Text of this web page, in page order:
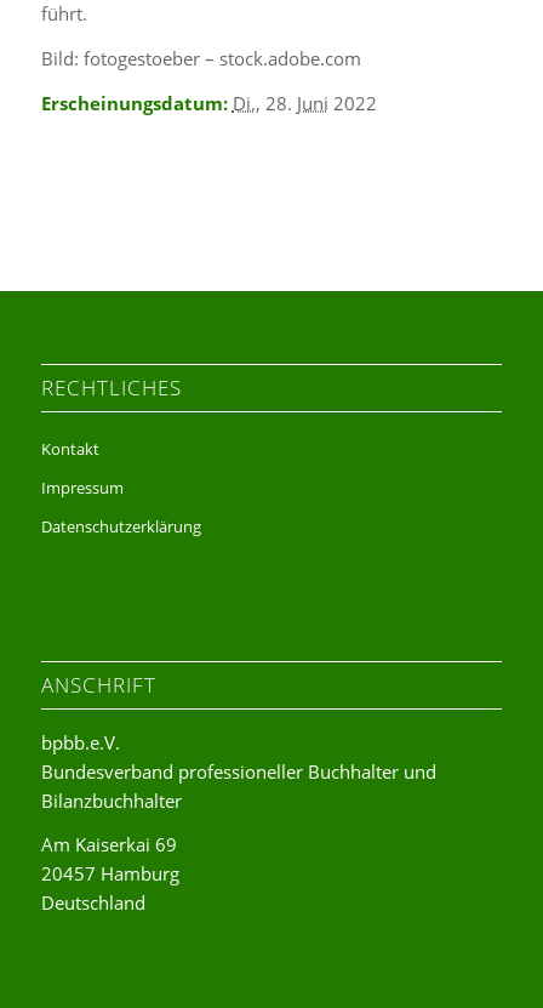
führt.
Bild: fotogestoeber – stock.adobe.com
Erscheinungsdatum: Di., 28. Juni 2022
RECHTLICHES
Kontakt
Impressum
Datenschutzerklärung
ANSCHRIFT
bpbb.e.V.
Bundesverband professioneller Buchhalter und
Bilanzbuchhalter
Am Kaiserkai 69
20457 Hamburg
Deutschland